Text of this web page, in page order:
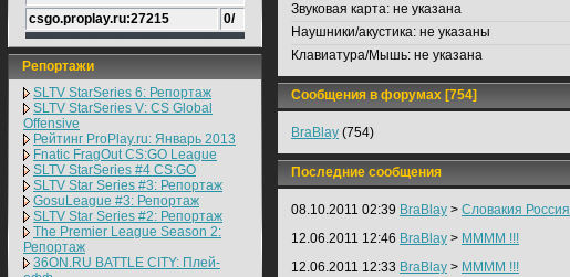
csgo.proplay.ru:27215 0/
Репортажи
SLTV StarSeries 6: Репортаж
SLTV StarSeries V: CS Global
Offensive
Рейтинг ProPlay.ru: Январь 2013
Fnatic FragOut CS:GO League
SLTV StarSeries #4 CS:GO
SLTV Star Series #3: Репортаж
GosuLeague #3: Репортаж
SLTV Star Series #2: Репортаж
The Premier League Season 2:
Репортаж
36ON.RU BATTLE CITY: Плей-
Звуковая карта: не указана
Наушники/акустика: не указаны
Клавиатура/Мышь: не указана
Сообщения в форумах [754]
BraBlay (754)
Последние сообщения
08.10.2011 02:39 BraBlay > Словакия Россия
12.06.2011 12:46 BraBlay > MMMM !!!
12.06.2011 12:33 BraBlay > MMMM !!!